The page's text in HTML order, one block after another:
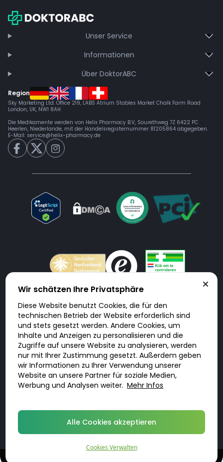
Unser Service
Informationen
Über DoktorABC
Region
Sky Marketing Ltd. Office 219, LABS Atrium Stables Market Chalk Farm Road
London, UK, NW1 8AH
Die Medikamente werden von Helix Pharmacy B.V, Sourethweg 7Z 6422 PC
Heerlen, Niederlande, mit der Handelsregisternummer 81205864 abgegeben.
E-Mail: service@helix-pharmacy.de
Doktorabc.com ist eine Vermittlungsplattform. Doktorabc ist ausdrücklich
keine Internetapotheke. Doktorabc bietet keine Medikamente oder
sonstige Produkte an oder liefert diese. Jegliche Informationen zu
Produkten, Medikamenten und Preisen auf der Internetseite beinhalten
kein Angebot von Doktorabc an Sie. Für die Einhaltung der in Ihrem Land
geltenden Gesetze und sonstigen Rechtsvorschriften sind Sie als Nutzer
selbst verantwortlich. Die Nutzung unseres Services auf Doktorabc durch
Sie erfolgt auf eigenes Risiko und in eigener Verantwortung. Sie erklären,
diese Internetseite aus eigener Initiative zu besuchen und zu nutzen.
Wir schätzen Ihre Privatsphäre
Diese Website benutzt Cookies, die für den
technischen Betrieb der Website erforderlich sind
und stets gesetzt werden. Andere Cookies, um
Inhalte und Anzeigen zu personalisieren und die
Zugriffe auf unsere Website zu analysieren, werden
nur mit Ihrer Zustimmung gesetzt. Außerdem geben
wir Informationen zu Ihrer Verwendung unserer
Website an unsere Partner für soziale Medien,
Werbung und Analysen weiter. Mehr Infos
Alle Cookies akzeptieren
Cookies Verwalten